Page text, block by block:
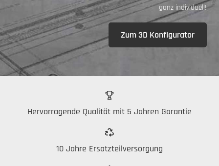
ganz individuell!
Zum 3D Konfigurator
Hervorragende Qualität mit 5 Jahren Garantie
10 Jahre Ersatzteilversorgung